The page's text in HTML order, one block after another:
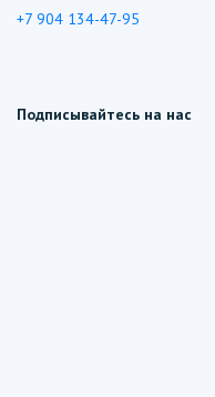
+7 904 134-47-95
Подписывайтесь на нас